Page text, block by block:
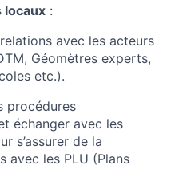
locaux :
avec les acteurs
Géomètres experts,
etc.).
procédures
échanger avec les
s’assurer de la
avec les PLU (Plans